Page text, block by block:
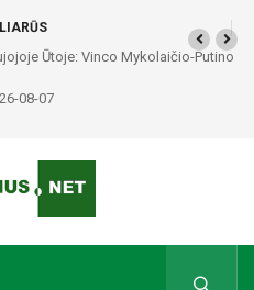
Ūtoje: Vinco Mykolaičio-Putino
ir arbatos puodelių šiluma
08-07